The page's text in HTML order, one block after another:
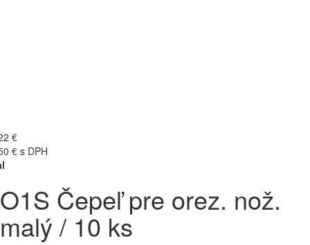
€
€ s DPH
O1S Čepeľ pre orez. nož.
malý / 10 ks